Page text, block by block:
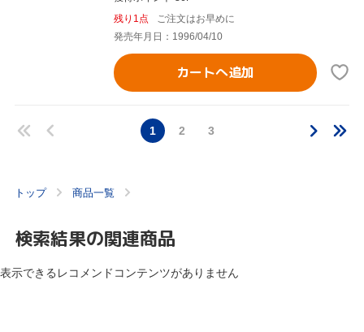
残り1点
ご注文はお早めに
発売年月日：1996/04/10
カートへ追加
1 2 3
トップ 商品一覧
検索結果の関連商品
表示できるレコメンドコンテンツがありません